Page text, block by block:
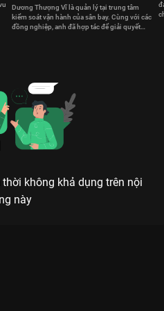
Dương Thượng Vĩ là quản lý tại trung tâm
kiểm soát vận hành của sân bay. Cùng với các
đồng nghiệp, anh đã hợp tác để giải quyết
không khả dụng trên nội
này